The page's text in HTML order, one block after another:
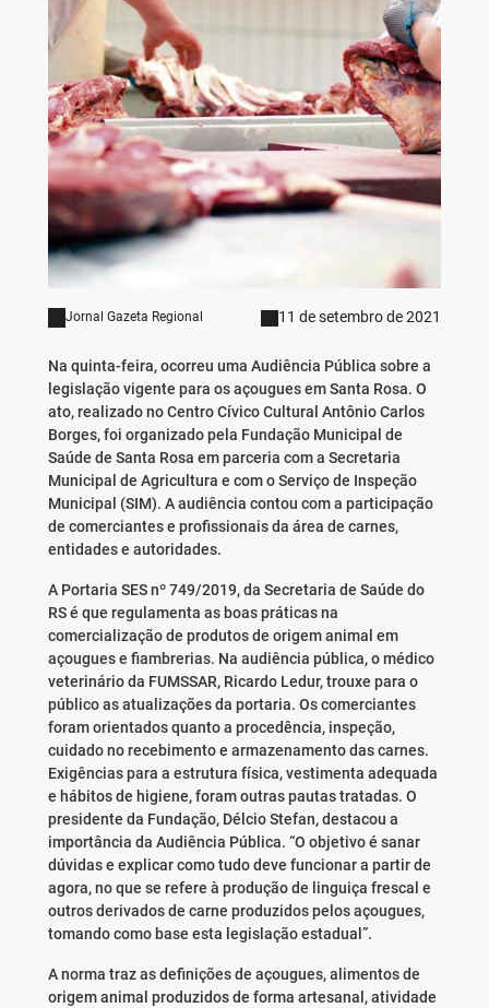
Jornal Gazeta Regional 11 de setembro de 2021
Na quinta-feira, ocorreu uma Audiência Pública sobre a
legislação vigente para os açougues em Santa Rosa. O
ato, realizado no Centro Cívico Cultural Antônio Carlos
Borges, foi organizado pela Fundação Municipal de
Saúde de Santa Rosa em parceria com a Secretaria
Municipal de Agricultura e com o Serviço de Inspeção
Municipal (SIM). A audiência contou com a participação
de comerciantes e profissionais da área de carnes,
entidades e autoridades.
A Portaria SES nº 749/2019, da Secretaria de Saúde do
RS é que regulamenta as boas práticas na
comercialização de produtos de origem animal em
açougues e fiambrerias. Na audiência pública, o médico
veterinário da FUMSSAR, Ricardo Ledur, trouxe para o
público as atualizações da portaria. Os comerciantes
foram orientados quanto a procedência, inspeção,
cuidado no recebimento e armazenamento das carnes.
Exigências para a estrutura física, vestimenta adequada
e hábitos de higiene, foram outras pautas tratadas. O
presidente da Fundação, Délcio Stefan, destacou a
importância da Audiência Pública. “O objetivo é sanar
dúvidas e explicar como tudo deve funcionar a partir de
agora, no que se refere à produção de linguiça frescal e
outros derivados de carne produzidos pelos açougues,
tomando como base esta legislação estadual”.
A norma traz as definições de açougues, alimentos de
origem animal produzidos de forma artesanal, atividade